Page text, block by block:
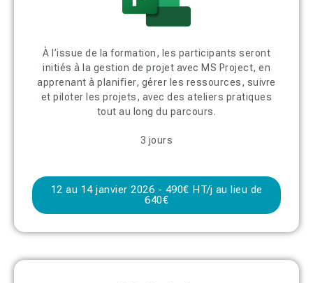
À l’issue de la formation, les participants seront
initiés à la gestion de projet avec MS Project, en
apprenant à planifier, gérer les ressources, suivre
et piloter les projets, avec des ateliers pratiques
tout au long du parcours.
3 jours
12 au 14 janvier 2026 - 490€ HT/j au lieu de
640€